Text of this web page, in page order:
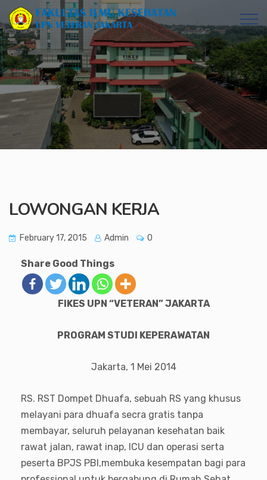
LOWONGAN KERJA
February 17, 2015 Admin 0
Share Good Things
FIKES UPN “VETERAN” JAKARTA
PROGRAM STUDI KEPERAWATAN
Jakarta, 1 Mei 2014
RS. RST Dompet Dhuafa, sebuah RS yang khusus
melayani para dhuafa secra gratis tanpa
membayar, seluruh pelayanan kesehatan baik
rawat jalan, rawat inap, ICU dan operasi serta
peserta BPJS PBI,membuka kesempatan bagi para